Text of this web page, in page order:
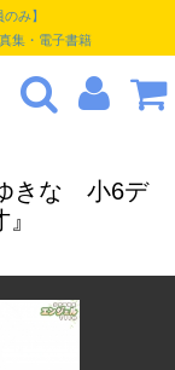
み】
集・電子書籍
きな 小6デ